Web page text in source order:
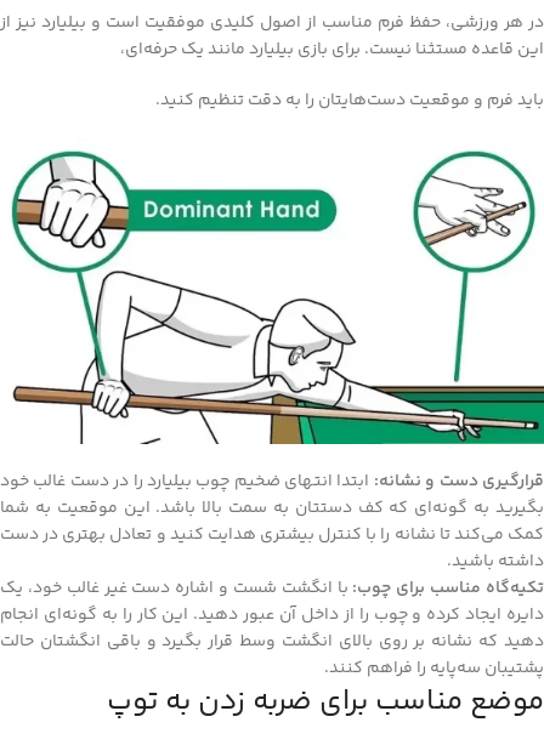
در هر ورزشی، حفظ فرم مناسب از اصول کلیدی موفقیت است و بیلیارد نیز از
این قاعده مستثنا نیست. برای بازی بیلیارد مانند یک حرفه‌ای،
باید فرم و موقعیت دست‌هایتان را به دقت تنظیم کنید.
قرارگیری دست و نشانه: ابتدا انتهای ضخیم چوب بیلیارد را در دست غالب خود
بگیرید به گونه‌ای که کف دستتان به سمت بالا باشد. این موقعیت به شما
کمک می‌کند تا نشانه را با کنترل بیشتری هدایت کنید و تعادل بهتری در دست
داشته باشید.
تکیه‌گاه مناسب برای چوب: با انگشت شست و اشاره دست غیر غالب خود، یک
دایره ایجاد کرده و چوب را از داخل آن عبور دهید. این کار را به گونه‌ای انجام
دهید که نشانه بر روی بالای انگشت وسط قرار بگیرد و باقی انگشتان حالت
پشتیبان سه‌پایه را فراهم کنند.
موضع مناسب برای ضربه‌ زدن به توپ